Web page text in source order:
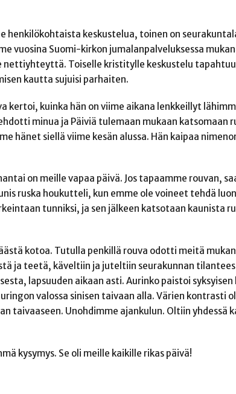
henkilökohtaista keskustelua, toinen on
vuosina Suomi-kirkon jumalanpalveluksessa
nettiyhteyttä. Toiselle kristitylle keskustelu
kautta sujuisi parhaiten.
kertoi, kuinka hän on viime aikana lenkkeillyt
minua ja Päiviä tulemaan mukaan katsomaan
hänet siellä viime kesän alussa. Hän kaipaa
on meille vapaa päivä. Jos tapaamme rouvan,
ruska houkutteli, kun emme ole voineet tehdä
tunniksi, ja sen jälkeen katsotaan kaunista
kotoa. Tutulla penkillä rouva odotti meitä
ja teetä, käveltiin ja juteltiin seurakunnan
lapsuuden aikaan asti. Aurinko paistoi
valossa sinisen taivaan alla. Värien kontrasti
taivaaseen. Unohdimme ajankulun. Oltiin yhdessä
kysymys. Se oli meille kaikille rikas päivä!